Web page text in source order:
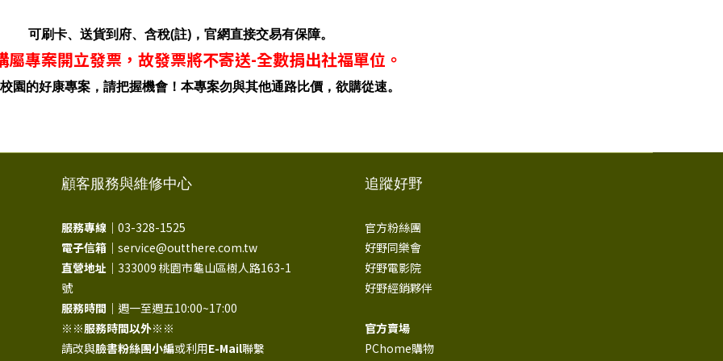
可刷卡、送貨到府、含稅(註)，官網直接交易有保障。
屬專案開立發票，故發票將不寄送-全數捐出社福單位。
園的好康專案，請把握機會！本專案勿與其他通路比價，欲購從速。
顧客服務與維修中心
服務專線｜ 03-328-1525
電子信箱｜ service@outthere.com.tw
直營地址｜ 333009 桃園市龜山區樹人路163-1
號
服務時間｜ 週一至週五10:00~17:00
※※服務時間以外※※
請改與臉書粉絲團小編或利用E-Mail聯繫
追蹤好野
官方粉絲團
好野同樂會
好野電影院
好野經銷夥伴
官方賣場
PChome購物